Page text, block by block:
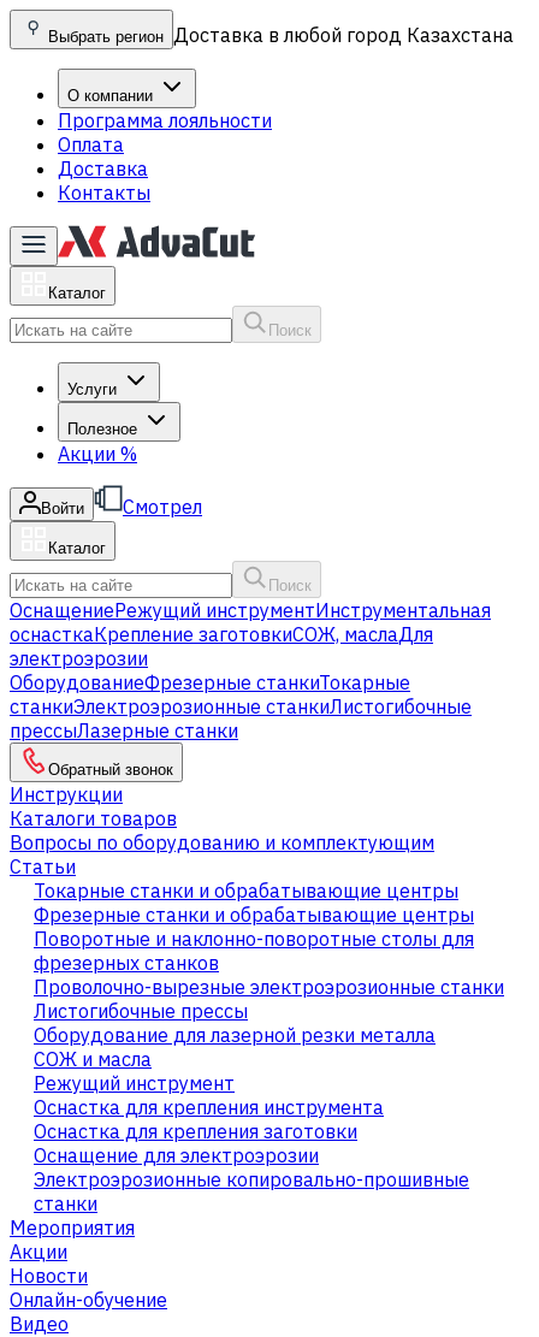
Выбрать регион Доставка в любой город Казахстана
О компании
Программа лояльности
Оплата
Доставка
Контакты
Каталог
Поиск
Услуги
Полезное
Акции %
Войти Смотрел
Каталог
Поиск
ОснащениеРежущий инструментИнструментальная
оснасткаКрепление заготовкиСОЖ, маслаДля
электроэрозии
ОборудованиеФрезерные станкиТокарные
станкиЭлектроэрозионные станкиЛистогибочные
прессыЛазерные станки
Обратный звонок
Инструкции
Каталоги товаров
Вопросы по оборудованию и комплектующим
Статьи
Токарные станки и обрабатывающие центры
Фрезерные станки и обрабатывающие центры
Поворотные и наклонно-поворотные столы для
фрезерных станков
Проволочно-вырезные электроэрозионные станки
Листогибочные прессы
Оборудование для лазерной резки металла
СОЖ и масла
Режущий инструмент
Оснастка для крепления инструмента
Оснастка для крепления заготовки
Оснащение для электроэрозии
Электроэрозионные копировально-прошивные
станки
Мероприятия
Акции
Новости
Онлайн-обучение
Видео